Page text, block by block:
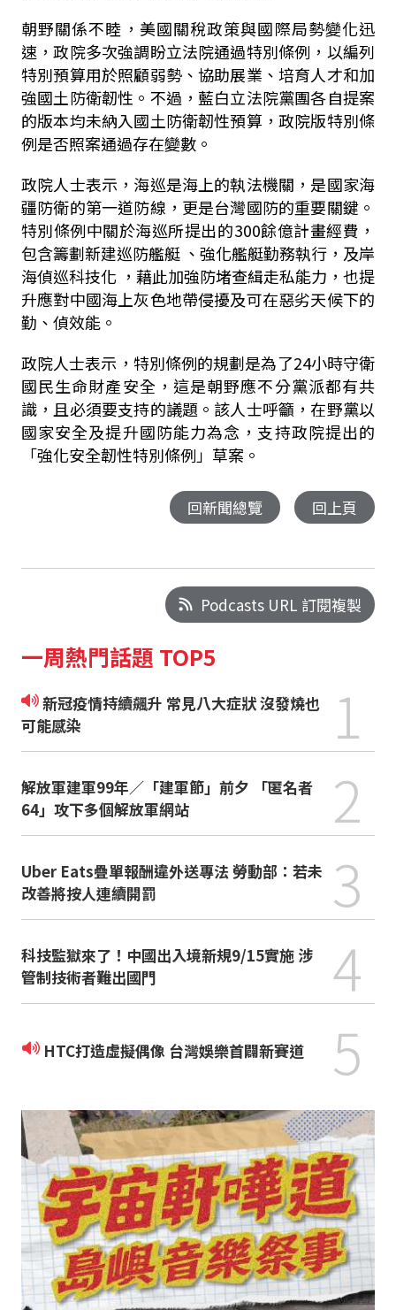
朝野關係不睦，美國關稅政策與國際局勢變化迅
速，政院多次強調盼立法院通過特別條例，以編列
特別預算用於照顧弱勢、協助展業、培育人才和加
強國土防衛韌性。不過，藍白立法院黨團各自提案
的版本均未納入國土防衛韌性預算，政院版特別條
例是否照案通過存在變數。
政院人士表示，海巡是海上的執法機關，是國家海
疆防衛的第一道防線，更是台灣國防的重要關鍵。
特別條例中關於海巡所提出的300餘億計畫經費，
包含籌劃新建巡防艦艇 、強化艦艇勤務執行，及岸
海偵巡科技化 ，藉此加強防堵查緝走私能力，也提
升應對中國海上灰色地帶侵擾及可在惡劣天候下的
勤、偵效能。
政院人士表示，特別條例的規劃是為了24小時守衛
國民生命財產安全，這是朝野應不分黨派都有共
識，且必須要支持的議題。該人士呼籲，在野黨以
國家安全及提升國防能力為念，支持政院提出的
「強化安全韌性特別條例」草案。
回新聞總覽 回上頁
Podcasts URL 訂閱複製
一周熱門話題 TOP5
新冠疫情持續飆升 常見八大症狀 沒發燒也
可能感染
1
解放軍建軍99年／「建軍節」前夕 「匿名者
64」攻下多個解放軍網站
2
Uber Eats疊單報酬違外送專法 勞動部：若未
改善將按人連續開罰
3
科技監獄來了！中國出入境新規9/15實施 涉
管制技術者難出國門
4
HTC打造虛擬偶像 台灣娛樂首闢新賽道 5